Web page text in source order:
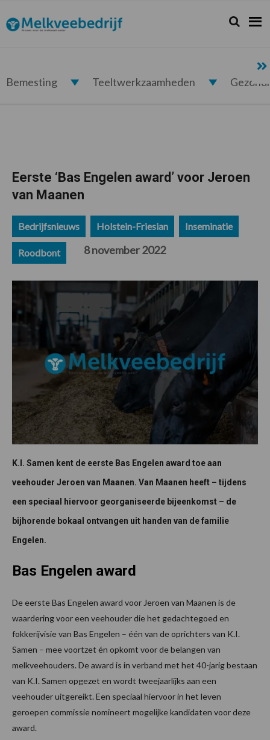
de
hoofdnavigatie
de
hoofd
de
eerste
de
voettekst
Melkveebedrijf.nl Zoeken...
Zoek
Bemesting Teeltwerkzaamheden
Eerste ‘Bas Engelen award’ voor Jeroen
van Maanen
Bedrijfsnieuws Holstein-Friesian Inseminatie
Roodbont 8 november 2022
K.I. Samen kent de eerste Bas Engelen award toe aan
veehouder Jeroen van Maanen. Van Maanen heeft – tijdens
een speciaal hiervoor georganiseerde bijeenkomst – de
bijhorende bokaal ontvangen uit handen van de familie
Engelen.
Bas Engelen award
De eerste Bas Engelen award voor Jeroen van Maanen is de
waardering voor een veehouder die het gedachtegoed en
fokkerijvisie van Bas Engelen – één van de oprichters van K.I.
Samen – mee voortzet én opkomt voor de belangen van
melkveehouders. De award is in verband met het 40-jarig bestaan
van K.I. Samen opgezet en wordt tweejaarlijks aan een
veehouder uitgereikt. Een speciaal hiervoor in het leven
geroepen commissie nomineert mogelijke kandidaten voor deze
award.